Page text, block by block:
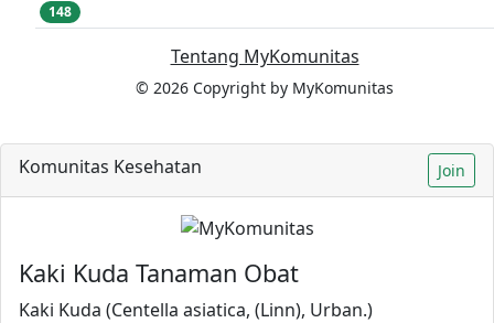
148
Tentang MyKomunitas
© 2026 Copyright by MyKomunitas
Komunitas Kesehatan Join
Kaki Kuda Tanaman Obat
Kaki Kuda (Centella asiatica, (Linn), Urban.)